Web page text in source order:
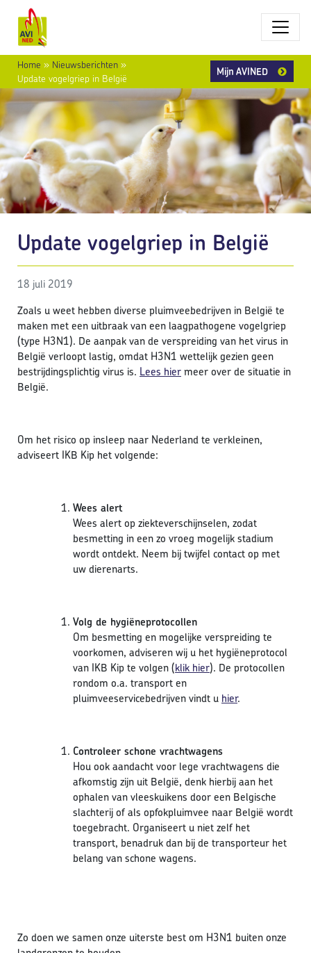
Home » Nieuwsberichten »
Update vogelgriep in België
Mijn AVINED
Update vogelgriep in België
18 juli 2019
Zoals u weet hebben diverse pluimveebedrijven in België te
maken met een uitbraak van een laagpathogene vogelgriep
(type H3N1). De aanpak van de verspreiding van het virus in
België verloopt lastig, omdat H3N1 wettelijk gezien geen
bestrijdingsplichtig virus is. Lees hiermeer over de situatie in
België.
Om het risico op insleep naar Nederland te verkleinen,
adviseert IKB Kip het volgende:
Wees alert
Wees alert op ziekteverschijnselen, zodat
besmetting in een zo vroeg mogelijk stadium
wordt ontdekt. Neem bij twijfel contact op met
uw dierenarts.
Volg de hygiëneprotocollen
Om besmetting en mogelijke verspreiding te
voorkomen, adviseren wij u het hygiëneprotocol
van IKB Kip te volgen (klik hier). De protocollen
rondom o.a. transport en
pluimveeservicebedrijven vindt u hier.
Controleer schone vrachtwagens
Hou ook aandacht voor lege vrachtwagens die
afkomstig zijn uit België, denk hierbij aan het
ophalen van vleeskuikens door een Belgische
slachterij of als opfokpluimvee naar België wordt
toegebracht. Organiseert u niet zelf het
transport, benadruk dan bij de transporteur het
belang van schone wagens.
Zo doen we samen onze uiterste best om H3N1 buiten onze